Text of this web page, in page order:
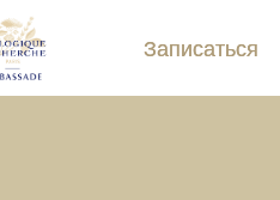
Записаться